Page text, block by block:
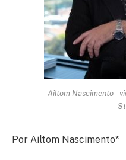
Ailtom Nascimento –
Por Ailtom Nascimento*